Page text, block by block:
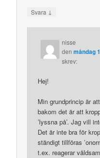
Svara ↓
nisse
denmåndag
skrev:
Hej!
Min grundprincip är
bakom det är att
’lyssna på’. Jag vill
Det är inte bra för
ständigt tillföras
t.ex. reagerar